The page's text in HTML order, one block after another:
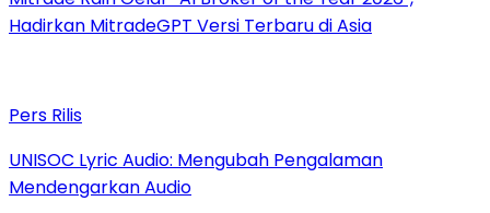
Hadirkan MitradeGPT Versi Terbaru di Asia
Pers Rilis
UNISOC Lyric Audio: Mengubah Pengalaman
Mendengarkan Audio